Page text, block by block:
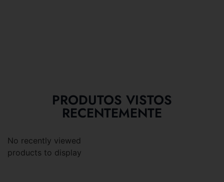
PRODUTOS VISTOS
RECENTEMENTE
No recently viewed
products to display